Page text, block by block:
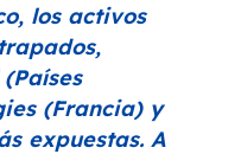
los activos
(Francia) y
expuestas. A